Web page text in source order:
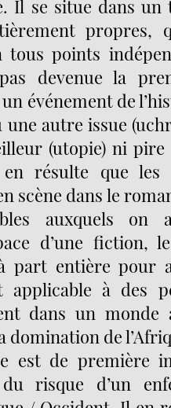
Il se situe dans un
propres,
tous points
devenue la
événement de
autre issue
(utopie) ni pire
résulte que les
scène dans le
auxquels on
d’une fiction,
part entière pour
à des
dans un monde
domination de
est de première
risque d’un